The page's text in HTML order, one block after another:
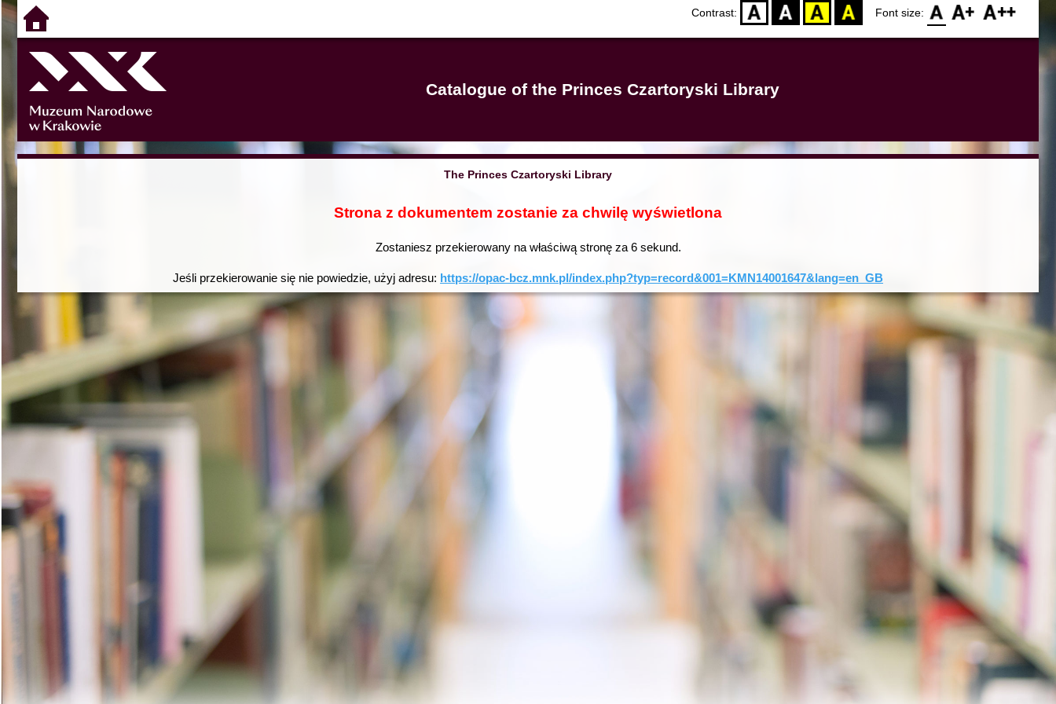
Contrast: D BW YB BY Font size: F0 F1 F2
Catalogue of the Princes Czartoryski Library
The Princes Czartoryski Library
Strona z dokumentem zostanie za chwilę wyświetlona
Zostaniesz przekierowany na właściwą stronę za 6sekund.
Jeśli przekierowanie się nie powiedzie, użyj adresu: https://opac-bcz.mnk.pl/index.php?typ=record&001=KMN14001647&lang=en_GB